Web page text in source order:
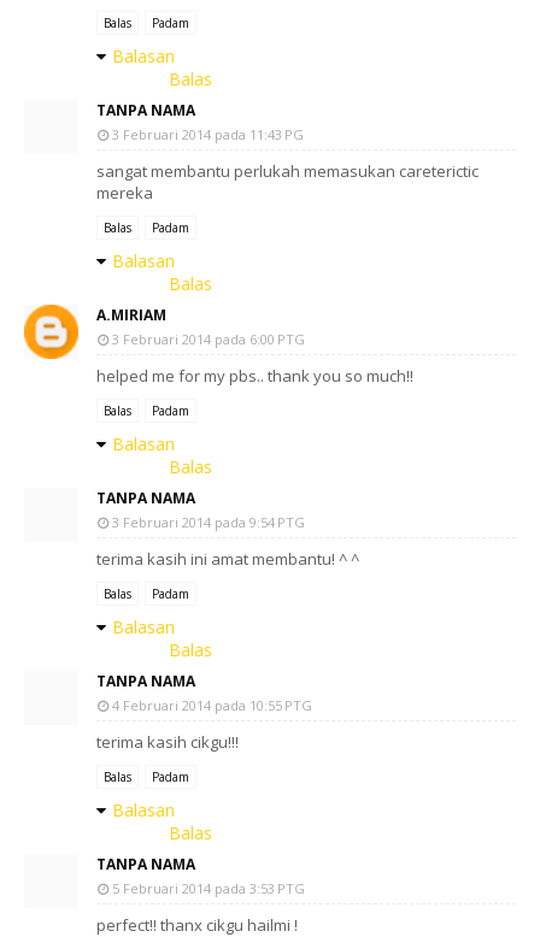
Balas Padam
Balasan
Balas
TANPA NAMA
3 Februari 2014 pada 11:43 PG
sangat membantu perlukah memasukan careterictic
mereka
Balas Padam
Balasan
Balas
A.MIRIAM
3 Februari 2014 pada 6:00 PTG
helped me for my pbs.. thank you so much!!
Balas Padam
Balasan
Balas
TANPA NAMA
3 Februari 2014 pada 9:54 PTG
terima kasih ini amat membantu! ^ ^
Balas Padam
Balasan
Balas
TANPA NAMA
4 Februari 2014 pada 10:55 PTG
terima kasih cikgu!!!
Balas Padam
Balasan
Balas
TANPA NAMA
5 Februari 2014 pada 3:53 PTG
perfect!! thanx cikgu hailmi !